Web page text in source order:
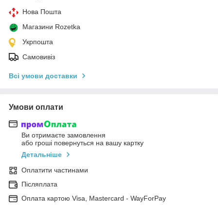
Нова Пошта
Магазини Rozetka
Укрпошта
Самовивіз
Всі умови доставки
Умови оплати
Ви отримаєте замовлення
або гроші повернуться на вашу картку
Детальніше
Оплатити частинами
Післяплата
Оплата картою Visa, Mastercard - WayForPay